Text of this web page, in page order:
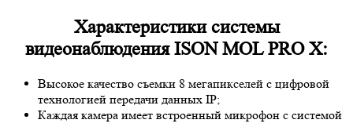
Характеристики системы
видеонаблюдения ISON MOL PRO X:
Высокое качество съемки 8 мегапикселей с цифровой
технологией передачи данных IP;
Каждая камера имеет встроенный микрофон с системой